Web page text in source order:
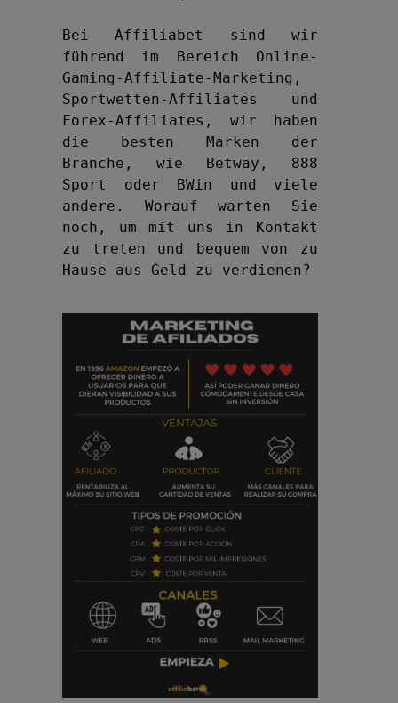
Bei Affiliabet sind wir
führend im Bereich Online-
Gaming-Affiliate-Marketing,
Sportwetten-Affiliates und
Forex-Affiliates, wir haben
die besten Marken der
Branche, wie Betway, 888
Sport oder BWin und viele
andere. Worauf warten Sie
noch, um mit uns in Kontakt
zu treten und bequem von zu
Hause aus Geld zu verdienen?